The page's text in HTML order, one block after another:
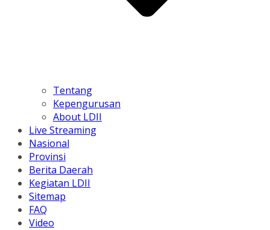
Tentang
Kepengurusan
About LDII
Live Streaming
Nasional
Provinsi
Berita Daerah
Kegiatan LDII
Sitemap
FAQ
Video